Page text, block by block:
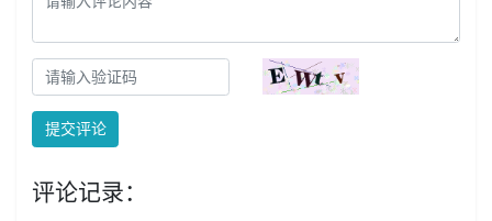
提交评论
评论记录：